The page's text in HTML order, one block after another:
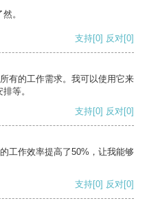
。
支持[0] 反对[0]
有的工作需求。我可以使用它来
等。
支持[0] 反对[0]
工作效率提高了50%，让我能够
支持[0] 反对[0]